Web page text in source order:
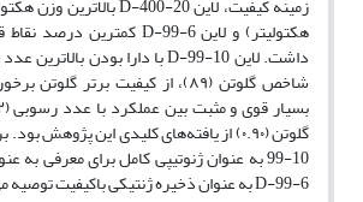
شاخص گلوتن (۸۹)، از کیفیت برتر
99-10 به عنوان ژنوتیپی کامل برای معرفی
D-99-6 به عنوان ذخیره ژنتیکی باکیفیت توصیه می‌شوند.